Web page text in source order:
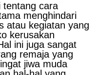
tentang cara
menghindari
atau kegiatan yang
kerusakan
ini juga sangat
remaja yang
jiwa muda